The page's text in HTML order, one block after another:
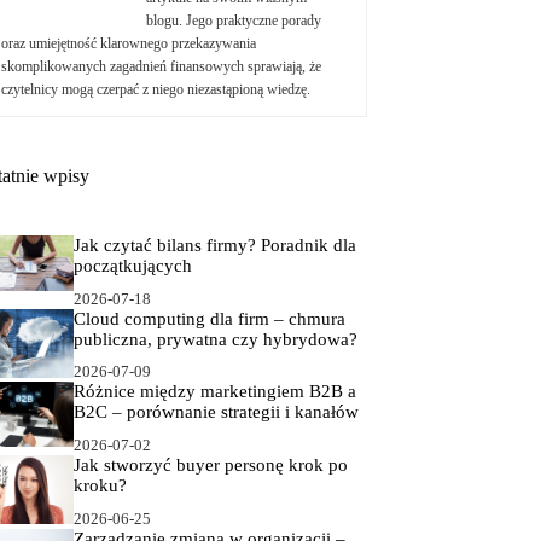
blogu. Jego praktyczne porady
oraz umiejętność klarownego przekazywania
skomplikowanych zagadnień finansowych sprawiają, że
czytelnicy mogą czerpać z niego niezastąpioną wiedzę.
wpisy
Jak czytać bilans firmy? Poradnik dla
początkujących
2026-07-18
Cloud computing dla firm – chmura
publiczna, prywatna czy hybrydowa?
2026-07-09
Różnice między marketingiem B2B a
B2C – porównanie strategii i kanałów
2026-07-02
Jak stworzyć buyer personę krok po
kroku?
2026-06-25